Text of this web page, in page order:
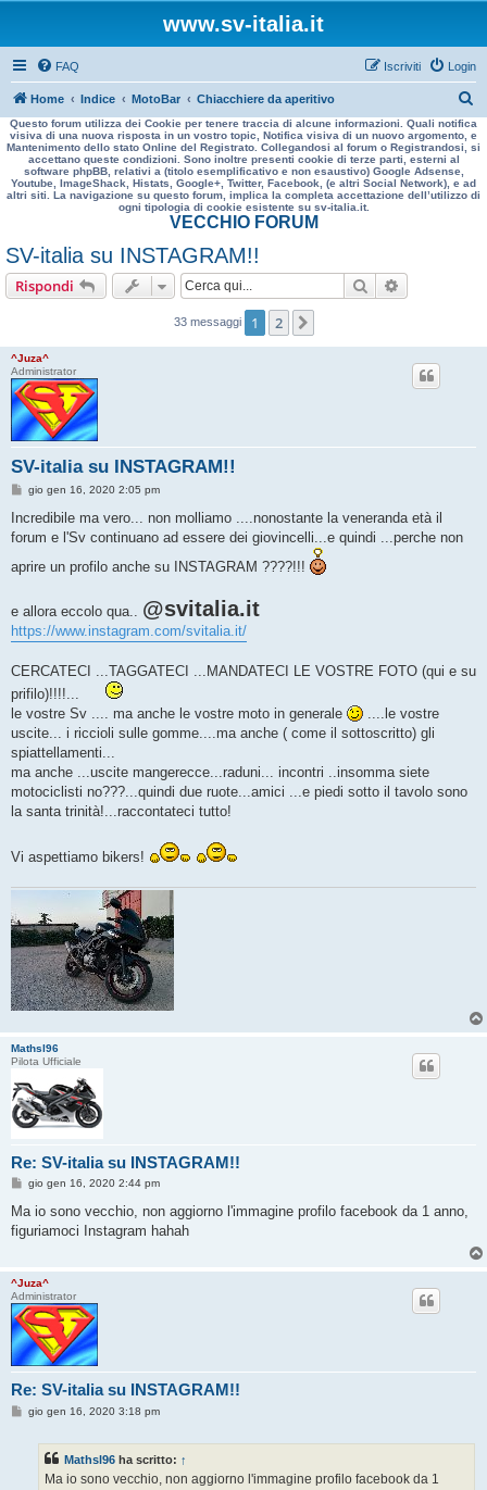
www.sv-italia.it
FAQ Login
Iscriviti
Home Indice MotoBar Chiacchiere da aperitivo
e
r
a
Questo forum utilizza dei Cookie per tenere traccia di alcune informazioni. Quali notifica
visiva di una nuova risposta in un vostro topic, Notifica visiva di un nuovo argomento, e
Mantenimento dello stato Online del Registrato. Collegandosi al forum o Registrandosi, si
accettano queste condizioni. Sono inoltre presenti cookie di terze parti, esterni al
software phpBB, relativi a (titolo esemplificativo e non esaustivo) Google Adsense,
Youtube, ImageShack, Histats, Google+, Twitter, Facebook, (e altri Social Network), e ad
altri siti. La navigazione su questo forum, implica la completa accettazione dell’utilizzo di
ogni tipologia di cookie esistente su sv-italia.it.
VECCHIO FORUM
SV-italia su INSTAGRAM!!
Rispondi Cerca
33 messaggi 1 2
^Juza^
Administrator
SV-italia su INSTAGRAM!!
M
s
a
g
gio gen 16, 2020 2:05 pm
Incredibile ma vero... non molliamo ....nonostante la veneranda età il
forum e l'Sv continuano ad essere dei giovincelli...e quindi ...perche non
aprire un profilo anche su INSTAGRAM ????!!!
e allora eccolo qua.. @svitalia.it
https://www.instagram.com/svitalia.it/
CERCATECI ...TAGGATECI ...MANDATECI LE VOSTRE FOTO (qui e su
prifilo)!!!!...
le vostre Sv .... ma anche le vostre moto in generale
....le vostre
uscite... i riccioli sulle gomme....ma anche ( come il sottoscritto) gli
spiattellamenti...
ma anche ...uscite mangerecce...raduni... incontri ..insomma siete
motociclisti no???...quindi due ruote...amici ...e piedi sotto il tavolo sono
la santa trinità!...raccontateci tutto!
Vi aspettiamo bikers!
Mathsl96
Pilota Ufficiale
Re: SV-italia su INSTAGRAM!!
M
s
a
i
o
gio gen 16, 2020 2:44 pm
Ma io sono vecchio, non aggiorno l'immagine profilo facebook da 1 anno,
figuriamoci Instagram hahah
^Juza^
Administrator
Re: SV-italia su INSTAGRAM!!
Mgio gen 16, 2020 3:18 pm
Mathsl96 ha scritto: ↑
Ma io sono vecchio, non aggiorno l'immagine profilo facebook da 1